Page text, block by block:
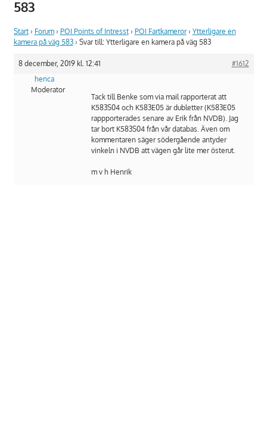
583
Start › Forum › POI Points of Intresst › POI Fartkameror › Ytterligare en
kamera på väg 583 › Svar till: Ytterligare en kamera på väg 583
8 december, 2019 kl. 12:41
#1612
henca
Moderator
Tack till Benke som via mail rapporterat att
K583S04 och K583E05 är dubletter (K583E05
rappporterades senare av Erik från NVDB). Jag
tar bort K583S04 från vår databas. Även om
kommentaren säger södergående antyder
vinkeln i NVDB att vägen går lite mer österut.
m v h Henrik